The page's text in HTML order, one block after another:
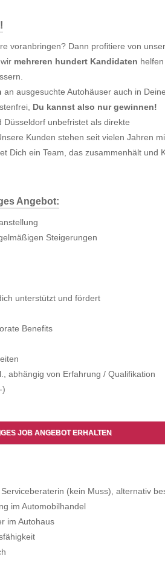
voranbringen? Dann profitiere von
mehreren hundert Kandidaten helfen
an ausgesuchte Autohäuser auch in
Du kannst also nur gewinnen!
unbefristet als direkte
Kunden stehen seit vielen Jahren
Dich ein Team, das zusammenhält und
Angebot:
Steigerungen
unterstützt und fördert
Benefits
abhängig von Erfahrung / Qualifikation
)
JOB ANGEBOT ERHALTEN
(kein Muss), alternativ
im Automobilhandel
im Autohaus